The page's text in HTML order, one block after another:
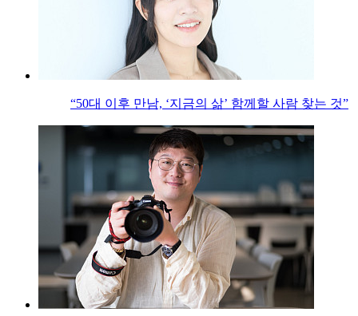
“50대 이후 만남, ‘지금의 삶’ 함께할 사람 찾는 것”